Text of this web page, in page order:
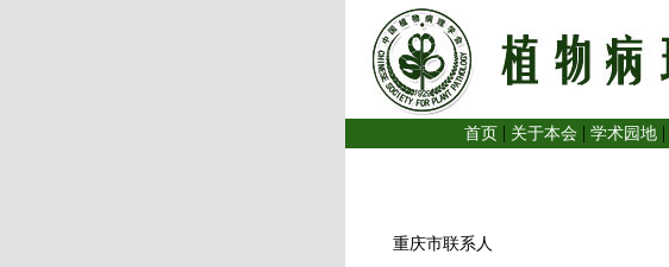
首页 | 关于本会 | 学术园地 |
重庆市联系人